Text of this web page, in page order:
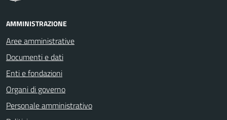
AMMINISTRAZIONE
Aree amministrative
Documenti e dati
Enti e fondazioni
Organi di governo
Personale amministrativo